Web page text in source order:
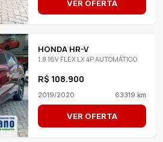
VER OFERTA
HONDA HR-V
1.8 16V FLEX LX 4P AUTOMÁTICO
R$ 108.900
2019/2020 63319 km
VER OFERTA